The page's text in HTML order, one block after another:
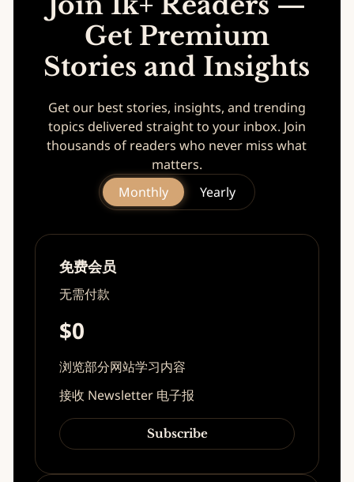
Get Premium
Stories and Insights
Get our best stories, insights, and trending
topics delivered straight to your inbox. Join
thousands of readers who never miss what
matters.
Monthly
Yearly
免费会员
无需付款
$0
浏览部分网站学习内容
接收 Newsletter 电子报
Subscribe